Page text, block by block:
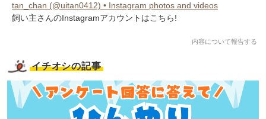
tan_chan (@uitan0412) • Instagram photos and videos
飼い主さんのInstagramアカウントはこちら!
内容について報告する
イチオシの記事